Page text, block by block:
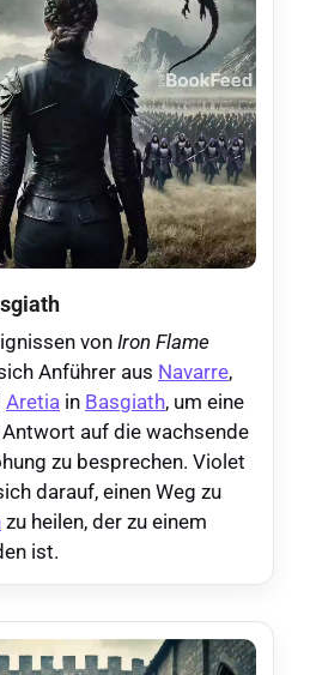
von Iron Flame
Anführer aus Navarre,
Aretia in Basgiath, um eine
auf die wachsende
zu besprechen. Violet
darauf, einen Weg zu
zu heilen, der zu einem
ist.